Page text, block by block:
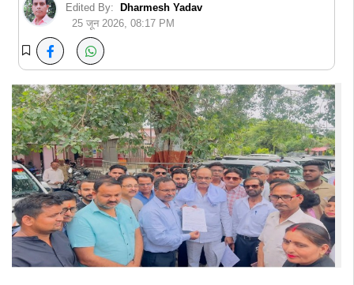
Edited By:
Dharmesh Yadav
25 जून 2026, 08:17 PM